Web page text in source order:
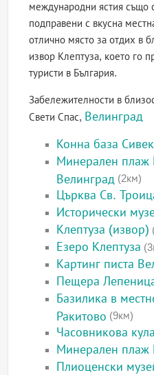
международни ястия също
подправени с вкусна
отлично място за отдих в
извор Клептуза, което го
туристи в България.
Забележителности в
Свети Спас, Велинград
Конна база Сивек
Минерален плаж
Велинград (2км)
Църква Св.
Исторически
Клептуза (извор)
Езеро Клептуза
Картинг писта
Пещера
Базилика в
Ракитово (9км)
Часовникова
Минерален плаж
Плиоценски